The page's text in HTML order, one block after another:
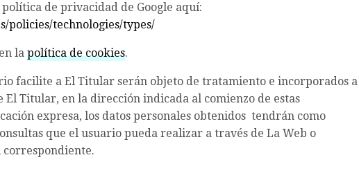
de privacidad de Google aquí:
policies/technologies/types/
la política de cookies.
facilite a El Titular serán objeto de tratamiento e incorporados a
El Titular, en la dirección indicada al comienzo de estas
expresa, los datos personales obtenidos tendrán como
que el usuario pueda realizar a través de La Web o